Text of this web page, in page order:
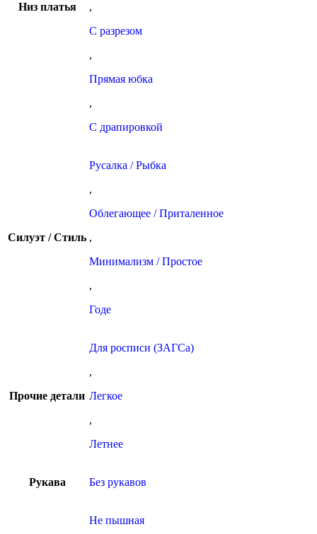
Низ платья
,
С разрезом
,
Прямая юбка
,
С драпировкой
Силуэт / Стиль
Русалка / Рыбка
,
Облегающее / Приталенное
,
Минимализм / Простое
,
Годе
Прочие детали
Для росписи (ЗАГСа)
,
Легкое
,
Летнее
Рукава Без рукавов
Не пышная